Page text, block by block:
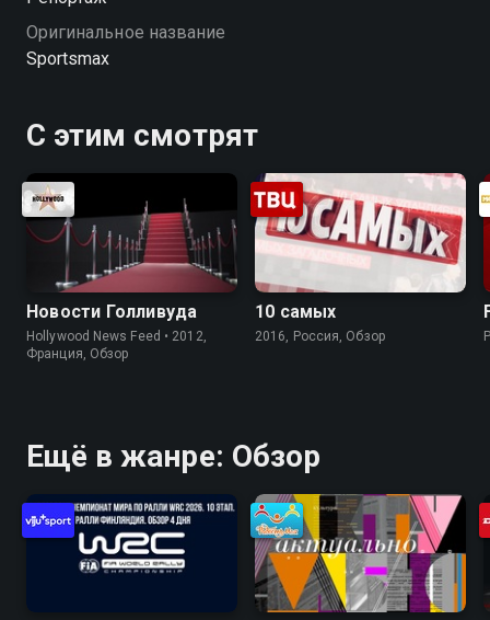
качестве на Смотрёшке
Оригинальное название
Sportsmax
С этим смотрят
Новости Голливуда
Hollywood News Feed • 2012,
Франция, Обзор
10 самых
2016, Россия, Обзор
Ещё в жанре: Обзор